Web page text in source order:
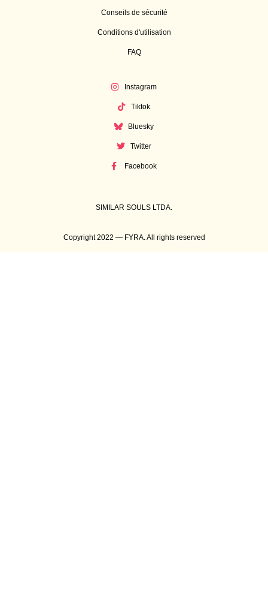
Conseils de sécurité
Conditions d'utilisation
FAQ
Instagram
Tiktok
Bluesky
Twitter
Facebook
SIMILAR SOULS LTDA.
Copyright 2022 — FYRA. All rights reserved